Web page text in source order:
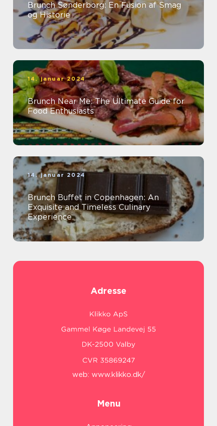
Brunch Sønderborg: En Fusion af Smag
og Historie
14. januar 2024
Brunch Near Me: The Ultimate Guide for
Food Enthusiasts
14. januar 2024
Brunch Buffet in Copenhagen: An
Exquisite and Timeless Culinary
Experience
Adresse
web: www.klikko.dk/
Menu